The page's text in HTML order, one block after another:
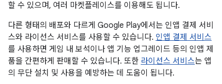
할 수 있으며, 여러 마켓플레이스를 이용해도 됩니다.
다른 형태의 배포와 다르게 Google Play에서는 인앱 결제 서비
스와 라이선스 서비스를 사용할 수 있습니다. 인앱 결제 서비스
를 사용하면 게임 내 보석이나 앱 기능 업그레이드 등의 인앱 제
품을 간편하게 판매할 수 있습니다. 또한 라이선스 서비스는 앱
의 무단 설치 및 사용을 예방하는 데 도움이 됩니다.